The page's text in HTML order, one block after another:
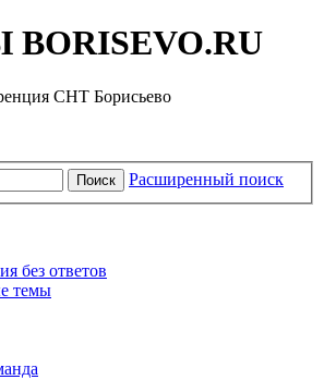
СНТ Борисьево
Поиск Расширенный поиск
без ответов
темы